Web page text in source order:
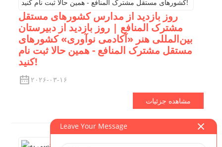
روز بازدید از مدارس کشورهای مستقل
مشترک المنافع | روز بازدید از دبیرستان
بین‌المللی هنر «آکادمی نوآوری» کشورهای
مستقل مشترک المنافع - همین حالا ثبت نام
کنید!
۲۰۲۶-۰۳-۱۶
مشاهده جزئیات
Leave Your Message